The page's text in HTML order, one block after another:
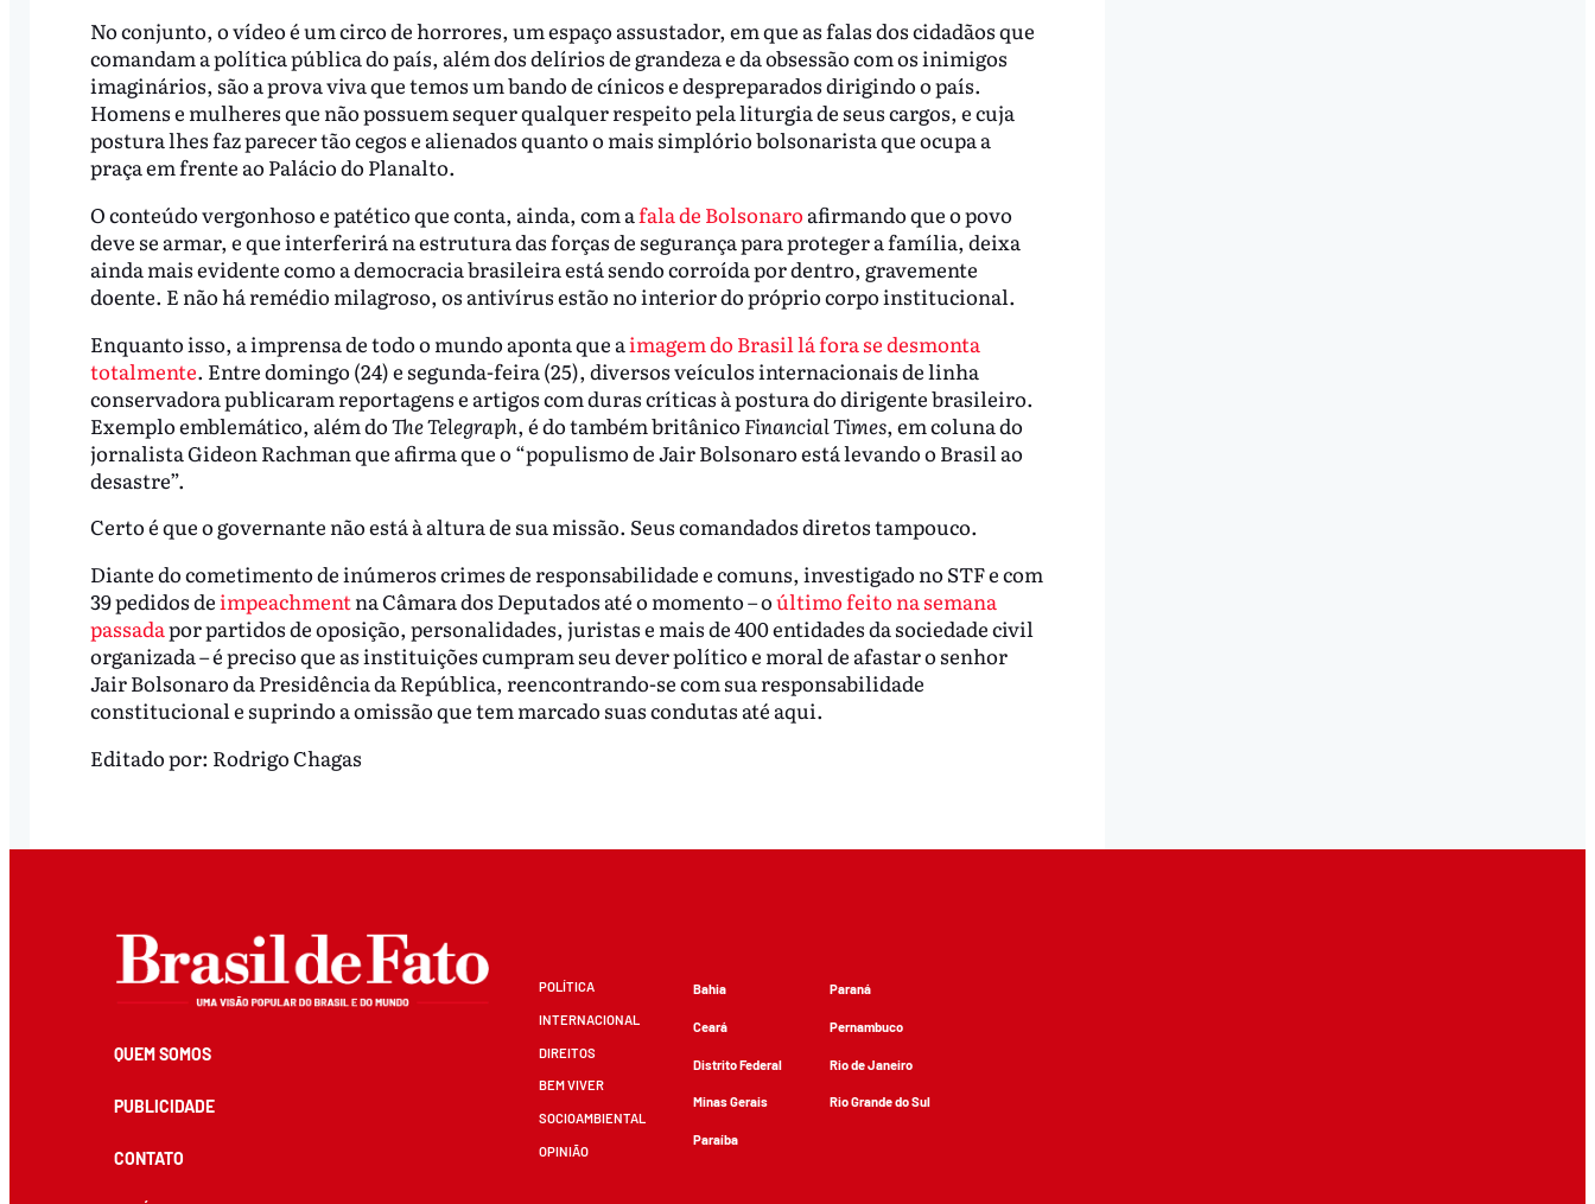
No conjunto, o vídeo é um circo de horrores, um espaço assustador, em que as falas dos cidadãos que
comandam a política pública do país, além dos delírios de grandeza e da obsessão com os inimigos
imaginários, são a prova viva que temos um bando de cínicos e despreparados dirigindo o país.
Homens e mulheres que não possuem sequer qualquer respeito pela liturgia de seus cargos, e cuja
postura lhes faz parecer tão cegos e alienados quanto o mais simplório bolsonarista que ocupa a
praça em frente ao Palácio do Planalto.
O conteúdo vergonhoso e patético que conta, ainda, com a fala de Bolsonaro afirmando que o povo
deve se armar, e que interferirá na estrutura das forças de segurança para proteger a família, deixa
ainda mais evidente como a democracia brasileira está sendo corroída por dentro, gravemente
doente. E não há remédio milagroso, os antivírus estão no interior do próprio corpo institucional.
Enquanto isso, a imprensa de todo o mundo aponta que a imagem do Brasil lá fora se desmonta
totalmente. Entre domingo (24) e segunda-feira (25), diversos veículos internacionais de linha
conservadora publicaram reportagens e artigos com duras críticas à postura do dirigente brasileiro.
Exemplo emblemático, além doThe Telegraph, é do também britânico Financial Times, em coluna do
jornalista Gideon Rachman que afirma que o “populismo de Jair Bolsonaro está levando o Brasil ao
desastre”.
Certo é que o governante não está à altura de sua missão. Seus comandados diretos tampouco.
Diante do cometimento de inúmeros crimes de responsabilidade e comuns, investigado no STF e com
39 pedidos deimpeachmentna Câmara dos Deputados até o momento – oúltimo feito na semana
passadapor partidos de oposição, personalidades, juristas e mais de 400 entidades da sociedade civil
organizada – é preciso que as instituições cumpram seu dever político e moral de afastar o senhor
Jair Bolsonaro da Presidência da República, reencontrando-se com sua responsabilidade
constitucional e suprindo a omissão que tem marcado suas condutas até aqui.
Editado por: Rodrigo Chagas
QUEM SOMOS
PUBLICIDADE
CONTATO
POLÍTICA
INTERNACIONAL
DIREITOS
BEM VIVER
SOCIOAMBIENTAL
OPINIÃO
Bahia
Ceará
Distrito Federal
Minas Gerais
Paraíba
Paraná
Pernambuco
Rio de Janeiro
Rio Grande do Sul